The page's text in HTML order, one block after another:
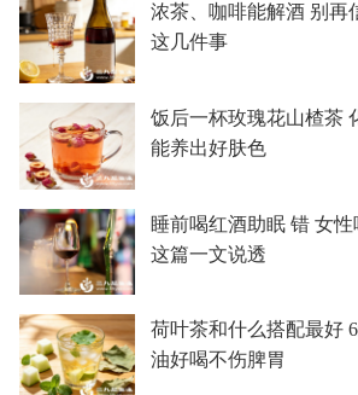
浓茶、咖啡能解酒 别再
这几件事
饭后一杯玫瑰花山楂茶
能养出好肤色
睡前喝红酒助眠 错 女
这篇一文说透
荷叶茶和什么搭配最好
油好喝不伤脾胃